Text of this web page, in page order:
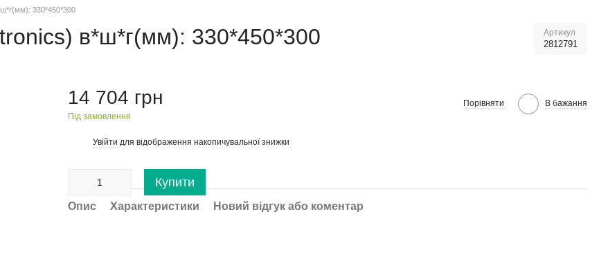
330*450*300
в*ш*г(мм): 330*450*300 Артикул
2812791
14 704 грн
Під замовлення
Порівняти В бажання
Увійти для відображення накопичувальної знижки
Купити
Опис Характеристики Новий відгук або коментар